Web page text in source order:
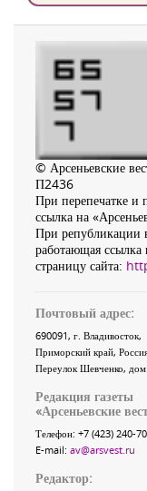
© Арсеньевские
П2436
При перепечатке и
ссылка на
При републикации
работающая ссылка
страницу сайта:
Почтовый адрес:
690091, г. Владивосток,
Приморский край,
Переулок Шевченко,
Редакция газеты
«Арсеньевские
Телефон: +7 (423) 240-
E-mail: av@arsvest.ru
Редактор: